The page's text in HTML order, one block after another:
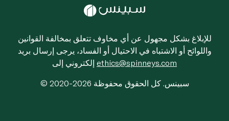
للإبلاغ بشكل مجهول عن أي مخاوف تتعلق بمخالفة القوانين
واللوائح أو الاشتباه في الاحتيال أو الفساد، يرجى إرسال بريد
ethics@spinneys.com
© 2020-2026 سبينس. كل الحقوق محفوظة